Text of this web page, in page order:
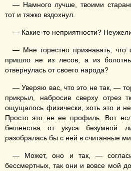
— Намного лучше, твоими
тот и тяжко вздохнул.
— Какие-то неприятности?
— Мне горестно признавать, что
пришло не из лесов, а из
отвернулась от своего народа?
— Уверяю вас, что это не так, —
прикрыл, набросив сверху отрез
ощущалось физически, хоть это и
Просто это не ее профиль. Вот
бешенства от укуса безумной
разобралась бы с ней в считанные
— Может, оно и так, —
бессмертных, так они и вовсе мой